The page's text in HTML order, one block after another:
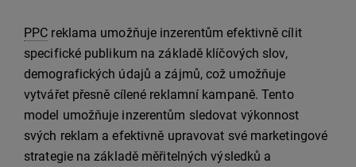
PPC reklama umožňuje inzerentům efektivně cílit
specifické publikum na základě klíčových slov,
demografických údajů a zájmů, což umožňuje
vytvářet přesně cílené reklamní kampaně. Tento
model umožňuje inzerentům sledovat výkonnost
svých reklam a efektivně upravovat své marketingové
strategie na základě měřitelných výsledků a